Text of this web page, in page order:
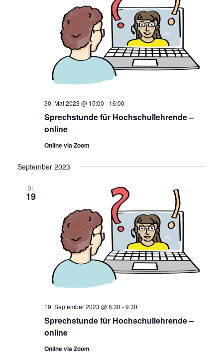
Sprechstunde für Hochschullehrende –
online
30. Mai 2023 @ 15:00 - 16:00
Online via Zoom
September 2023
DI.
19
Sprechstunde für Hochschullehrende –
online
19. September 2023 @ 8:30 -9:30
Online via Zoom